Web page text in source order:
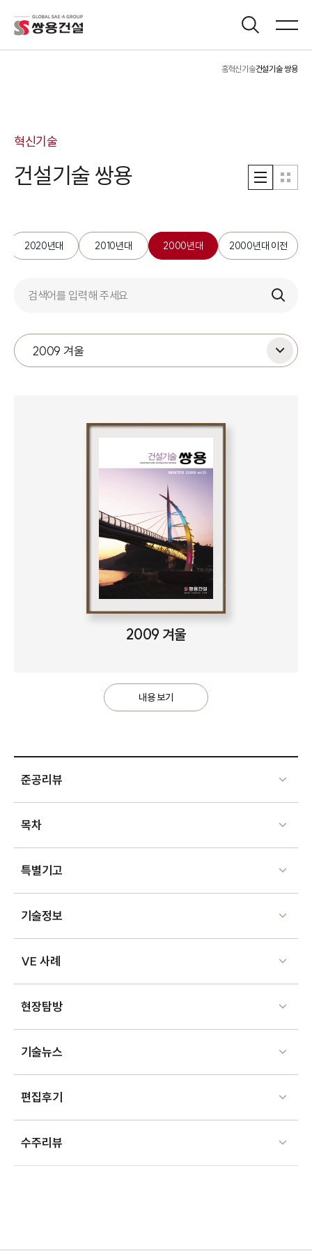
홈혁신기술건설기술 쌍용
혁신기술
건설기술 쌍용
2020년대 2010년대 2000년대 2000년대 이전
2009 겨울
2009 겨울
내용 보기
준공리뷰
목차
특별기고
기술정보
VE 사례
현장탐방
기술뉴스
편집후기
수주리뷰